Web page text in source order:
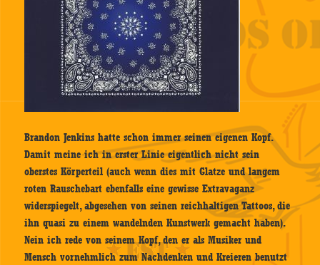
Brandon Jenkins hatte schon immer seinen eigenen Kopf.
Damit meine ich in erster Linie eigentlich nicht sein
oberstes Körperteil (auch wenn dies mit Glatze und langem
roten Rauschebart ebenfalls eine gewisse Extravaganz
widerspiegelt, abgesehen von seinen reichhaltigen Tattoos, die
ihn quasi zu einem wandelnden Kunstwerk gemacht haben).
Nein ich rede von seinem Kopf, den er als Musiker und
Mensch vornehmlich zum Nachdenken und Kreieren benutzt